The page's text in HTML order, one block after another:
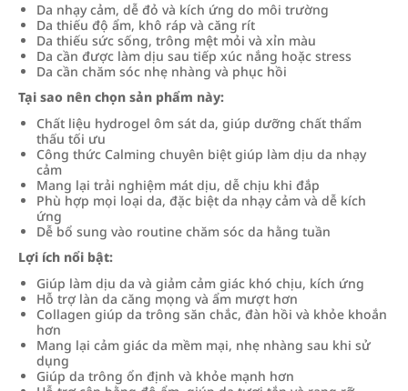
Da nhạy cảm, dễ đỏ và kích ứng do môi trường
Da thiếu độ ẩm, khô ráp và căng rít
Da thiếu sức sống, trông mệt mỏi và xỉn màu
Da cần được làm dịu sau tiếp xúc nắng hoặc stress
Da cần chăm sóc nhẹ nhàng và phục hồi
Tại sao nên chọn sản phẩm này:
Chất liệu hydrogel ôm sát da, giúp dưỡng chất thẩm
thấu tối ưu
Công thức Calming chuyên biệt giúp làm dịu da nhạy
cảm
Mang lại trải nghiệm mát dịu, dễ chịu khi đắp
Phù hợp mọi loại da, đặc biệt da nhạy cảm và dễ kích
ứng
Dễ bổ sung vào routine chăm sóc da hằng tuần
Lợi ích nổi bật:
Giúp làm dịu da và giảm cảm giác khó chịu, kích ứng
Hỗ trợ làn da căng mọng và ẩm mượt hơn
Collagen giúp da trông săn chắc, đàn hồi và khỏe khoắn
hơn
Mang lại cảm giác da mềm mại, nhẹ nhàng sau khi sử
dụng
Giúp da trông ổn định và khỏe mạnh hơn